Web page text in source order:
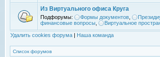
Из Виртуального офиса Круга
Подфорумы: Формы документов
финансовые вопросы
Виртуальное
Удалить cookies форума | Наша команда
Список форумов